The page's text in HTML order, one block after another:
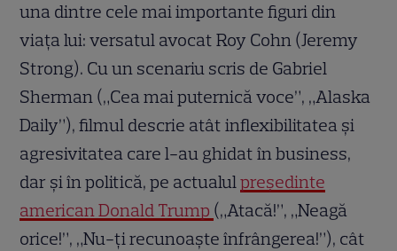
una dintre cele mai importante figuri din
viața lui: versatul avocat Roy Cohn (Jeremy
Strong). Cu un scenariu scris de Gabriel
Sherman („Cea mai puternică voce”, „Alaska
Daily”), filmul descrie atât inflexibilitatea și
agresivitatea care l-au ghidat în business,
dar și în politică, pe actualulpreședinte
american Donald Trump („Atacă!”, „Neagă
orice!”, „Nu-ți recunoaște înfrângerea!”), cât